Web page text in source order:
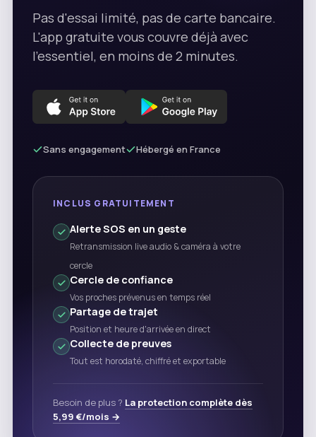
Pas d'essai limité, pas de carte bancaire.
L'app gratuite vous couvre déjà avec
l'essentiel, en moins de 2 minutes.
Sans engagement Hébergé en France
INCLUS GRATUITEMENT
Alerte SOS en un geste
Retransmission live audio & caméra à votre
cercle
Cercle de confiance
Vos proches prévenus en temps réel
Partage de trajet
Position et heure d'arrivée en direct
Collecte de preuves
Tout est horodaté, chiffré et exportable
Besoin de plus ? La protection complète dès
5,99 €/mois →